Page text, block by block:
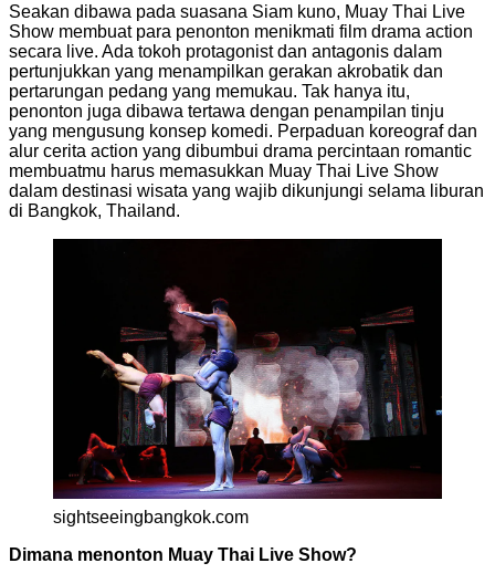
Seakan dibawa pada suasana Siam kuno, Muay Thai Live
Show membuat para penonton menikmati film drama action
secara live. Ada tokoh protagonist dan antagonis dalam
pertunjukkan yang menampilkan gerakan akrobatik dan
pertarungan pedang yang memukau. Tak hanya itu,
penonton juga dibawa tertawa dengan penampilan tinju
yang mengusung konsep komedi. Perpaduan koreograf dan
alur cerita action yang dibumbui drama percintaan romantic
membuatmu harus memasukkan Muay Thai Live Show
dalam destinasi wisata yang wajib dikunjungi selama liburan
di Bangkok, Thailand.
sightseeingbangkok.com
Dimana menonton Muay Thai Live Show?